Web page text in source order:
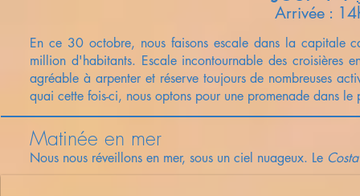
Arrivée :
En ce 30 octobre, nous faisons escale dans la capitale
million d'habitants. Escale incontournable des croisières
agréable à arpenter et réserve toujours de nombreuses
quai cette fois-ci, nous optons pour une promenade dans
Matinée en mer
Nous nous réveillons en mer, sous un ciel nuageux. Le